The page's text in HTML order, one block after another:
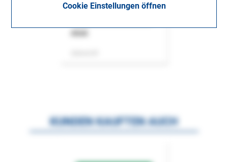
Cookie Einstellungen öffnen
KUNDEN KAUFTEN AUCH